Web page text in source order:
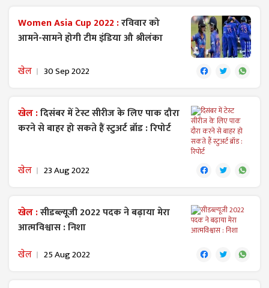
Women Asia Cup 2022 :रविवार को
आमने-सामने होगी टीम इंडिया औ श्रीलंका
खेल 30 Sep 2022
खेल :दिसंबर में टेस्ट सीरीज के लिए पाक दौरा
करने से बाहर हो सकते हैं स्टुअर्ट ब्रॉड : रिपोर्ट
खेल 23 Aug 2022
खेल :सीडब्ल्यूजी 2022 पदक ने बढ़ाया मेरा
आत्मविश्वास : निशा
खेल 25 Aug 2022